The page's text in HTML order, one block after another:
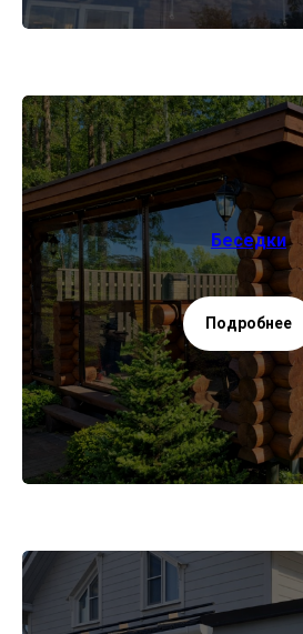
Беседки
Подробнее